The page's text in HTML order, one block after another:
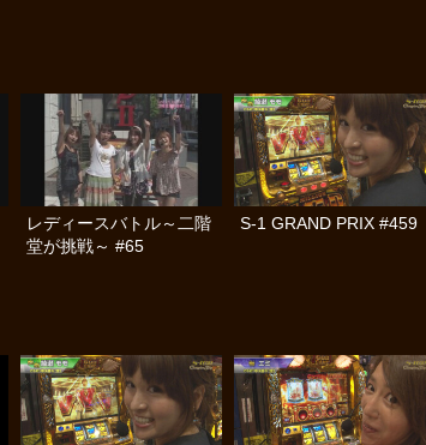
レディースバトル～二階
堂が挑戦～ #65
S-1 GRAND PRIX #459